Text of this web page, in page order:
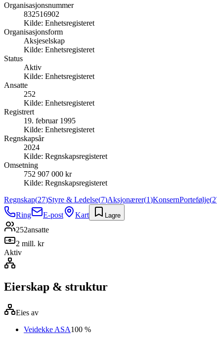
Organisasjonsnummer
832516902
Kilde: Enhetsregisteret
Organisasjonsform
Aksjeselskap
Kilde: Enhetsregisteret
Status
Aktiv
Kilde: Enhetsregisteret
Ansatte
252
Kilde: Enhetsregisteret
Registrert
19. februar 1995
Kilde: Enhetsregisteret
Regnskapsår
2024
Kilde: Regnskapsregisteret
Omsetning
752 907 000 kr
Kilde: Regnskapsregisteret
Regnskap(27)Styre & Ledelse(7)Aksjonærer(1)KonsernPortefølje(2
Ring
E-post Kart Lagre
252ansatte
2 mill. kr
Aktiv
Eierskap & struktur
Eies av
Veidekke ASA100 %